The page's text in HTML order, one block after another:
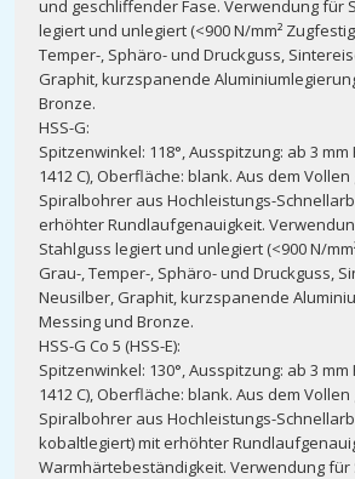
und geschliffender Fase. Verwendung für
legiert und unlegiert (<900 N/mm²
Temper-, Sphäro- und Druckguss,
Graphit, kurzspanende
Bronze.
HSS-G:
Spitzenwinkel: 118°, Ausspitzung: ab 3
1412 C), Oberfläche: blank. Aus dem
Spiralbohrer aus Hochleistungs-
erhöhter Rundlaufgenauigkeit.
Stahlguss legiert und unlegiert (<900 N/
Grau-, Temper-, Sphäro- und Druckguss,
Neusilber, Graphit, kurzspanende
Messing und Bronze.
HSS-G Co 5 (HSS-E):
Spitzenwinkel: 130°, Ausspitzung: ab 3
1412 C), Oberfläche: blank. Aus dem
Spiralbohrer aus Hochleistungs-
kobaltlegiert) mit erhöhter
Warmhärtebeständigkeit. Verwendung für